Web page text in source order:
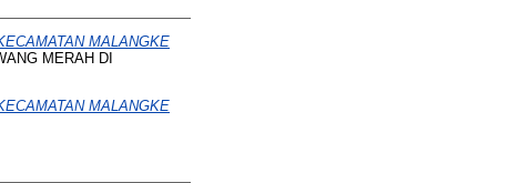
MALANGKE
MERAH DI
MALANGKE